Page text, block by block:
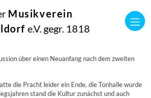
Musikverein
e.V. gegr. 1818
über einen Neuanfang nach dem zweiten
die Pracht leider ein Ende, die Tonhalle wurde
stand die Kultur zunächst und auch